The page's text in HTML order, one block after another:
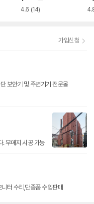
4.6 (14)
가입신청
보안기 및 주변기기 전문몰
. 무메지 시공 가능
터 수리,단종품 수입판매